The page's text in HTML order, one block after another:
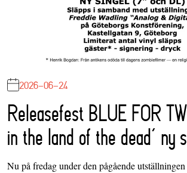
2026-06-24
Releasefest BLUE FOR
in the land of the dead’ ny
Nu på fredag under den pågående